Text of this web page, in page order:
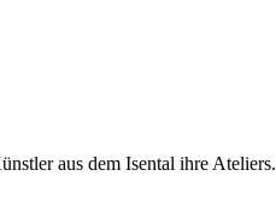
aus dem Isental ihre Ateliers.